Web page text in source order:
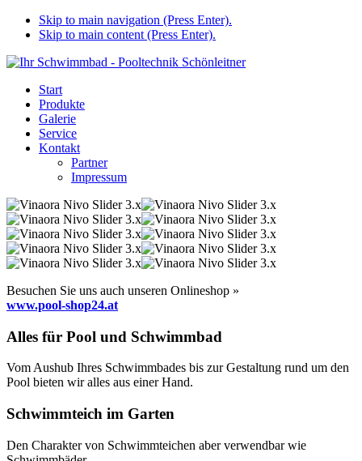
Skip to main navigation (Press Enter).
Skip to main content (Press Enter).
Start
Produkte
Galerie
Service
Kontakt
Partner
Impressum
Besuchen Sie uns auch unseren Onlineshop »
www.pool-shop24.at
Alles für Pool und Schwimmbad
Vom Aushub Ihres Schwimmbades bis zur Gestaltung rund um den
Pool bieten wir alles aus einer Hand.
Schwimmteich im Garten
Den Charakter von Schwimmteichen aber verwendbar wie